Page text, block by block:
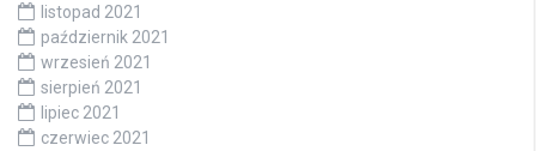
listopad 2021
październik 2021
wrzesień 2021
sierpień 2021
lipiec 2021
czerwiec 2021